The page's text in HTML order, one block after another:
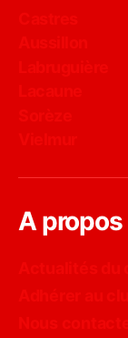
A propos